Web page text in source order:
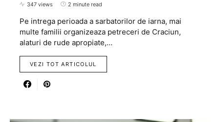
347 views 2 minute read
Pe intrega perioada a sarbatorilor de iarna, mai
multe familii organizeaza petreceri de Craciun,
alaturi de rude apropiate,…
VEZI TOT ARTICOLUL